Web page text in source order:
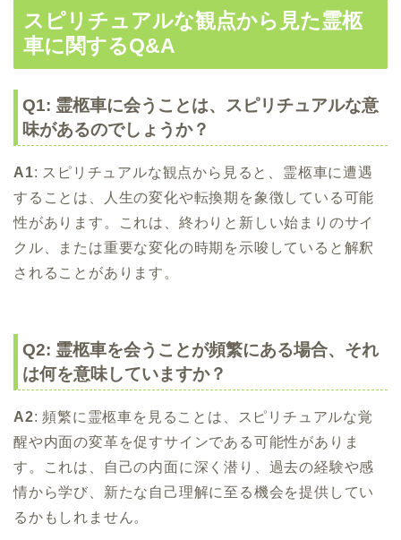
スピリチュアルな観点から見た霊柩
車に関するQ&A
Q1: 霊柩車に会うことは、スピリチュアルな意
味があるのでしょうか？
A1: スピリチュアルな観点から見ると、霊柩車に遭遇
することは、人生の変化や転換期を象徴している可能
性があります。これは、終わりと新しい始まりのサイ
クル、または重要な変化の時期を示唆していると解釈
されることがあります。
Q2: 霊柩車を会うことが頻繁にある場合、それ
は何を意味していますか？
A2: 頻繁に霊柩車を見ることは、スピリチュアルな覚
醒や内面の変革を促すサインである可能性がありま
す。これは、自己の内面に深く潜り、過去の経験や感
情から学び、新たな自己理解に至る機会を提供してい
るかもしれません。